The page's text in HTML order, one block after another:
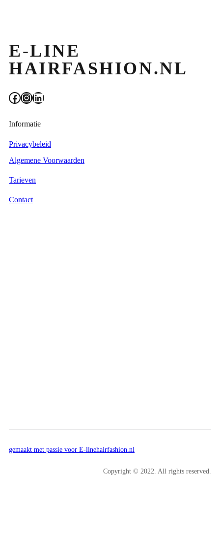
E-LINE
HAIRFASHION.NL
Facebook InstagramLinkedIn
Informatie
Privacybeleid
Algemene Voorwaarden
Tarieven
Contact
gemaakt met passie voor E-linehairfashion.nl
Copyright © 2022. All rights reserved.